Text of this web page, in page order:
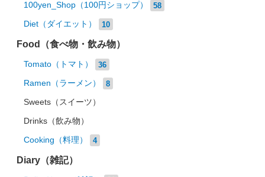
100yen_Shop（100円ショップ） 58
Diet（ダイエット） 10
Food（食べ物・飲み物）
Tomato（トマト） 36
Ramen（ラーメン） 8
Sweets（スイーツ）
Drinks（飲み物）
Cooking（料理） 4
Diary（雑記）